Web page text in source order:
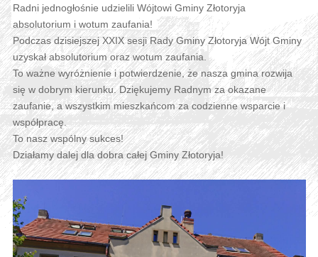
Radni jednogłośnie udzielili Wójtowi Gminy Złotoryja
absolutorium i wotum zaufania!
Podczas dzisiejszej XXIX sesji Rady Gminy Złotoryja Wójt Gminy
uzyskał absolutorium oraz wotum zaufania.
To ważne wyróżnienie i potwierdzenie, że nasza gmina rozwija
się w dobrym kierunku. Dziękujemy Radnym za okazane
zaufanie, a wszystkim mieszkańcom za codzienne wsparcie i
współpracę.
To nasz wspólny sukces!
Działamy dalej dla dobra całej Gminy Złotoryja!